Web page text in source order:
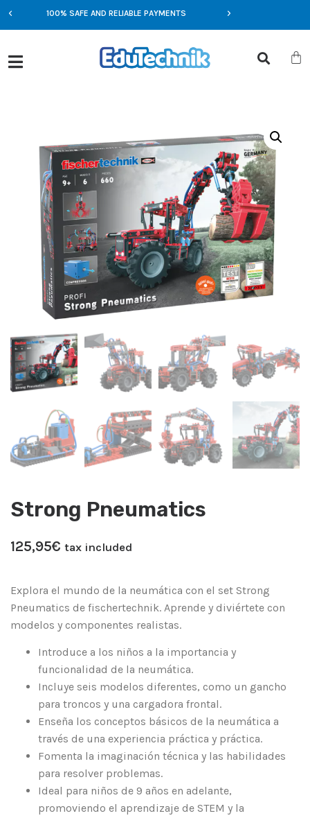
100% SAFE AND RELIABLE PAYMENTS
Strong Pneumatics
125,95€ tax included
Explora el mundo de la neumática con el set Strong
Pneumatics de fischertechnik. Aprende y diviértete con
modelos y componentes realistas.
Introduce a los niños a la importancia y
funcionalidad de la neumática.
Incluye seis modelos diferentes, como un gancho
para troncos y una cargadora frontal.
Enseña los conceptos básicos de la neumática a
través de una experiencia práctica y práctica.
Fomenta la imaginación técnica y las habilidades
para resolver problemas.
Ideal para niños de 9 años en adelante,
promoviendo el aprendizaje de STEM y la